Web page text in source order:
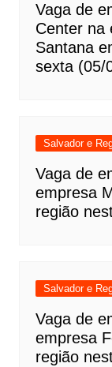
Vaga de
Center na
Santana
sexta (05/
Salvador e
Vaga de
empresa
região
Salvador e
Vaga de
empresa
região